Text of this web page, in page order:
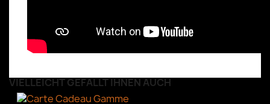
VIELLEICHT GEFÄLLT IHNEN AUCH